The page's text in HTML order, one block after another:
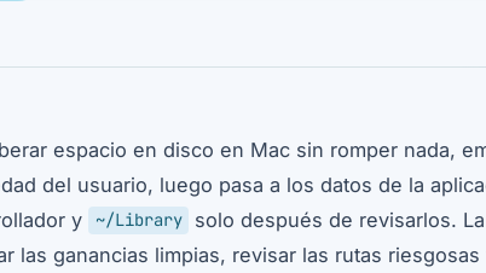
espacio en disco en Mac sin romper nada,
del usuario, luego pasa a los datos de la
y
~/Library
solo después de revisarlos.
las ganancias limpias, revisar las rutas